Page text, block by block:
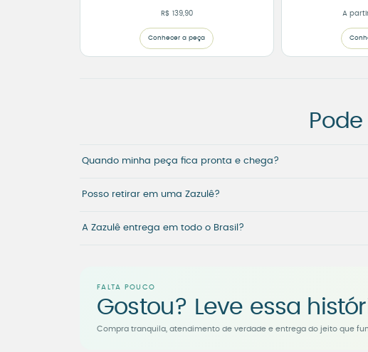
R$ 139,90
Conhecer a peça
A
Quando minha peça fica pronta e chega?
Posso retirar em uma Zazulê?
A Zazulê entrega em todo o Brasil?
FALTA POUCO
Gostou? Leve essa
Compra tranquila, atendimento de verdade e entrega do jeito que